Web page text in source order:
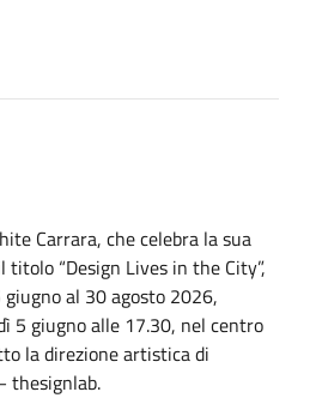
Carrara, che celebra la sua
titolo “Design Lives in the City”,
al 30 agosto 2026,
5 giugno alle 17.30, nel centro
la direzione artistica di
thesignlab.